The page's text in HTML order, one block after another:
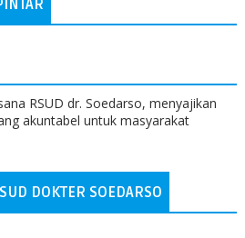
RSUD dr. Soedarso, menyajikan
akuntabel untuk masyarakat
DOKTER SOEDARSO